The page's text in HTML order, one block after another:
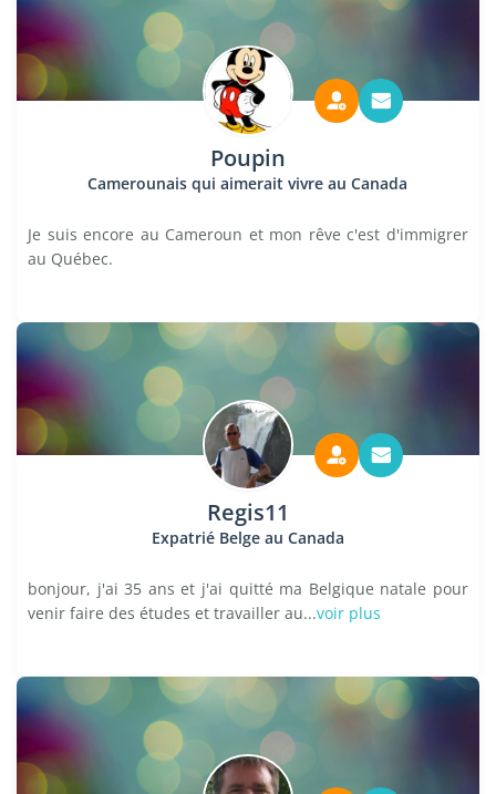
Poupin
Camerounais qui aimerait vivre au Canada
Je suis encore au Cameroun et mon rêve c'est d'immigrer
au Québec.
Regis11
Expatrié Belge au Canada
bonjour, j'ai 35 ans et j'ai quitté ma Belgique natale pour
venir faire des études et travailler au...voir plus